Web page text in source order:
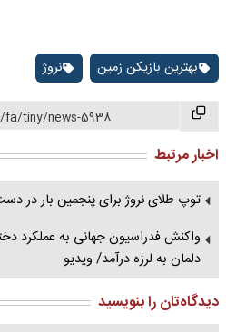
بهترین بازیکن زمین نروژ
fa/tiny/news-5938
اخبار مرتبط
توپ طلای نروژ برای پنجمین بار در
واکنش فدراسیون جهانی به عملکرد
دلمان به لرزه درآمد/ ویدیو
دیدگاه‌تان را بنویسید